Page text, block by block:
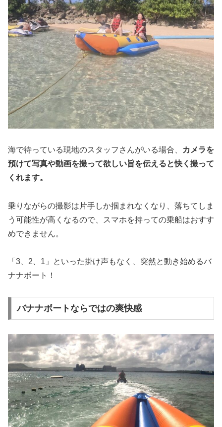
海で待っている現地のスタッフさんがいる場合、
カメラを
預けて写真や動画を撮って欲しい旨を伝えると快く撮って
くれます。
乗りながらの撮影は片手しか掴まれなくなり、落ちてしま
う可能性が高くなるので、スマホを持っての乗船はおすす
めできません。
「3、2、1」といった掛け声もなく、突然と動き始めるバ
ナナボート！
バナナボートならではの爽快感